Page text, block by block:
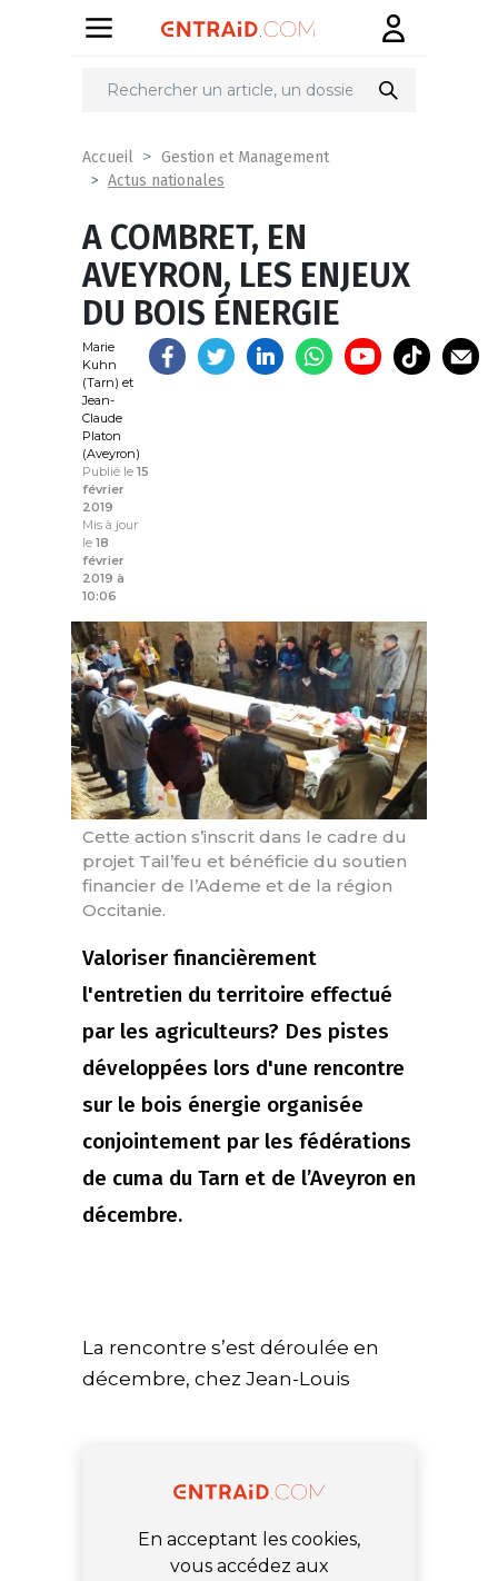
Partager
Accueil
Gestion et Management
Actus nationales
A COMBRET, EN
AVEYRON, LES ENJEUX
DU BOIS ÉNERGIE
Marie
Kuhn
(Tarn) et
Jean-
Claude
Platon
(Aveyron)
Publié le 15
février
2019
Mis à jour
le 18
février
2019 à
10:06
Cette action s’inscrit dans le cadre du
projet Tail’feu et bénéficie du soutien
financier de l’Ademe et de la région
Occitanie.
Valoriser financièrement
l'entretien du territoire effectué
par les agriculteurs? Des pistes
développées lors d'une rencontre
sur le bois énergie organisée
conjointement par les fédérations
de cuma du Tarn et de l’Aveyron en
décembre.
La rencontre s’est déroulée en
décembre, chez Jean-Louis
En acceptant les cookies,
vous accédez aux